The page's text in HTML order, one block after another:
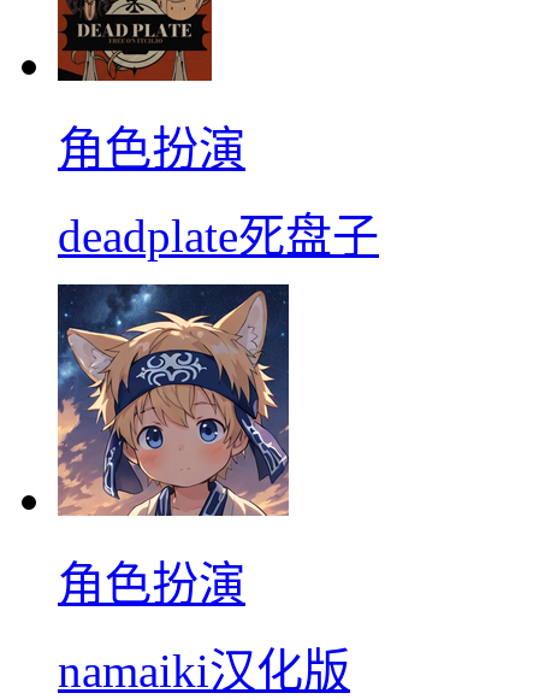
角色扮演
deadplate死盘子
角色扮演
namaiki汉化版